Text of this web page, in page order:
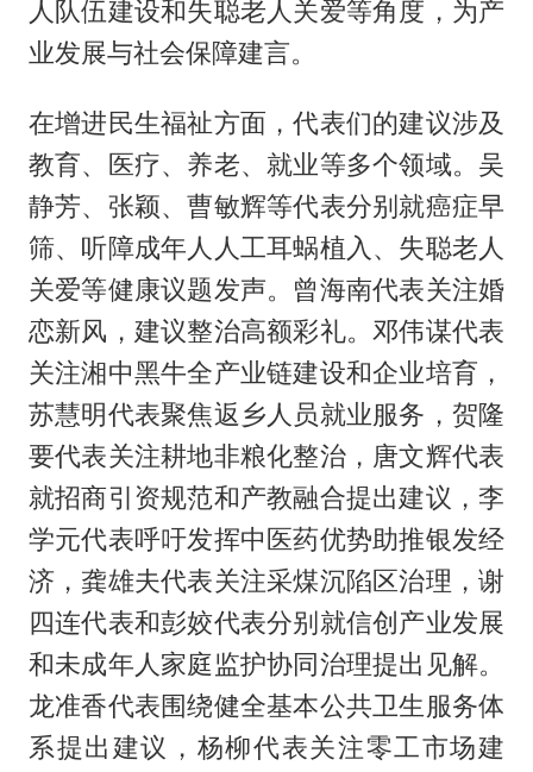
人队伍建设和失聪老人关爱等角度，为产
业发展与社会保障建言。
在增进民生福祉方面，代表们的建议涉及
教育、医疗、养老、就业等多个领域。吴
静芳、张颖、曹敏辉等代表分别就癌症早
筛、听障成年人人工耳蜗植入、失聪老人
关爱等健康议题发声。曾海南代表关注婚
恋新风，建议整治高额彩礼。邓伟谋代表
关注湘中黑牛全产业链建设和企业培育，
苏慧明代表聚焦返乡人员就业服务，贺隆
要代表关注耕地非粮化整治，唐文辉代表
就招商引资规范和产教融合提出建议，李
学元代表呼吁发挥中医药优势助推银发经
济，龚雄夫代表关注采煤沉陷区治理，谢
四连代表和彭姣代表分别就信创产业发展
和未成年人家庭监护协同治理提出见解。
龙准香代表围绕健全基本公共卫生服务体
系提出建议，杨柳代表关注零工市场建